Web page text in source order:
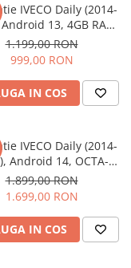
IVECO Daily (2014-
13, 4GB RAM
Carplay si Android
auto, ecran 9 inch
1.199,00 RON
999,00 RON
IN COS
IVECO Daily (2014-
Android 14, OCTA-
2.0 GHz, 8GB RAM
SLOT SIM 4G, DSP,
si Android auto, ecran
9 inch
1.899,00 RON
1.699,00 RON
IN COS